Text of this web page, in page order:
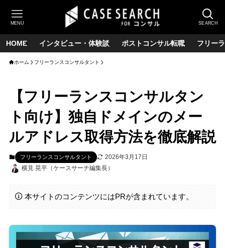
SEARCH
MENU
HOME インタビュー・体験談 ポストコンサル転職 フリー
ホーム フリーランスコンサルタント
【フリーランスコンサルタン
ト向け】独自ドメインのメー
ルアドレス取得方法を徹底解説
フリーランスコンサルタント
2026年3月17日
横見 晃平（ケースサーチ編集長）
本サイトのコンテンツにはPRが含まれています。